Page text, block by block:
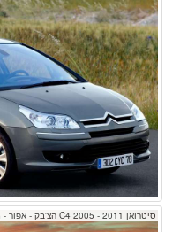
סיטרואן C4 2005 - 2011 הצ'בק - אפור - מבט מלפנים